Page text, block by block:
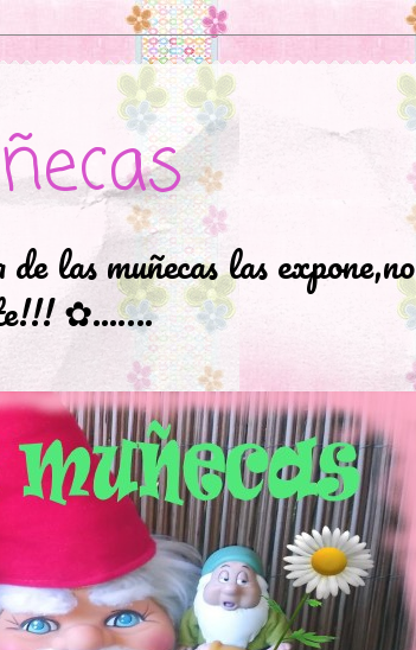
las muñecas las expone,no
✿...….